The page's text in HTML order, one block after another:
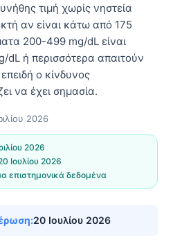
τιμή χωρίς νηστεία
αν είναι κάτω από 175
200-499 mg/dL είναι
dL ή περισσότερα απαιτούν
ο κίνδυνος
να έχει σημασία.
2026
2026
Ιουλίου 2026
επιστημονικά δεδομένα
20 Ιουλίου 2026